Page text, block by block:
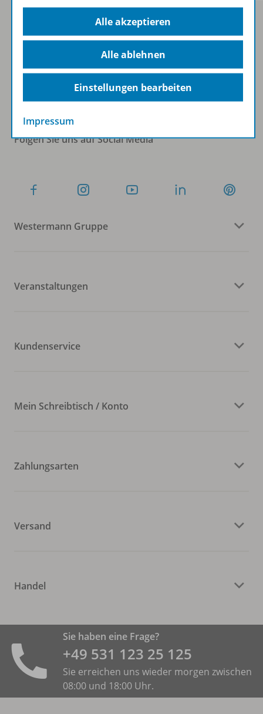
Zum Newsletter anmelden
Folgen Sie uns auf Social Media
Westermann Gruppe
Veranstaltungen
Kundenservice
Mein Schreibtisch / Konto
Zahlungsarten
Versand
Handel
Sie haben eine Frage?
+49 531 ­123 25 125
Sie erreichen uns wieder morgen zwischen
08:00 und 18:00 Uhr.
Alle akzeptieren
Alle ablehnen
Einstellungen bearbeiten
Impressum